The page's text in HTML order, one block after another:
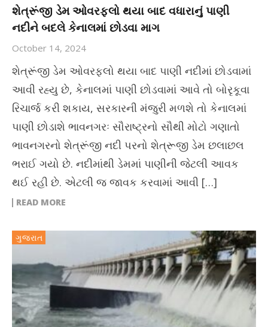
શેત્રૂંજી ડેમ ઓવરફ્લો થયા બાદ વધારાનું પાણી
નદીને બદલે કેનાલમાં છોડવા માગ
October 14, 2024
શેત્રૂંજી ડેમ ઓવરફ્લો થયા બાદ પાણી નદીમાં છોડવામાં
આવી રહ્યુ છે, કેનાલમાં પાણી છોડવામાં આવે તો બોરૃકૂવા
રિચાર્જ કરી શકાય, સરકારની મંજુરી મળશે તો કેનાલમાં
પાણી છોડાશે ભાવનગરઃ સૌરાષ્ટ્રનો સૌથી મોટો ગણાતો
ભાવનગરનો શેત્રૂંજી નદી પરનો શેત્રૂજી ડેમ છલાછલ
ભરાઈ ગયો છે. નદીમાંથી ડેમમાં પાણીની જેટલી આવક
થઈ રહી છે. એટલી જ જાવક કરવામાં આવી […]
READ MORE
ગુજરાત